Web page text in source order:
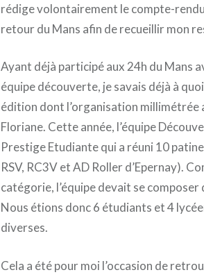
rédige volontairement le compte-
retour du Mans afin de recueillir mon
Ayant déjà participé aux 24h du Mans
équipe découverte, je savais déjà à
édition dont l’organisation millimétrée
Floriane. Cette année, l’équipe
Prestige Etudiante qui a réuni 10
RSV, RC3V et AD Roller d’Epernay).
catégorie, l’équipe devait se composer
Nous étions donc 6 étudiants et 4
diverses.
Cela a été pour moi l’occasion de